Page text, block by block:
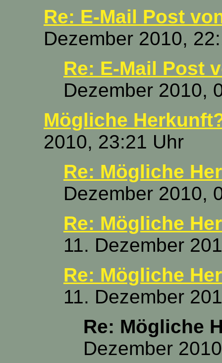
Re: E-Mail Post
Dezember 2010,
Re: E-Mail Post
Dezember 2010,
Mögliche
2010, 23:21 Uhr
Re: Mögliche
Dezember 2010,
Re: Mögliche
11. Dezember
Re: Mögliche
11. Dezember
Re: Mögliche
Dezember